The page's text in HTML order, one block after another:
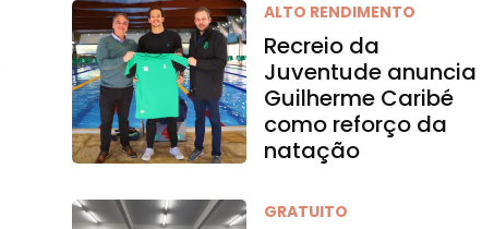
ALTO RENDIMENTO
Recreio da
Juventude anuncia
Guilherme Caribé
como reforço da
natação
GRATUITO